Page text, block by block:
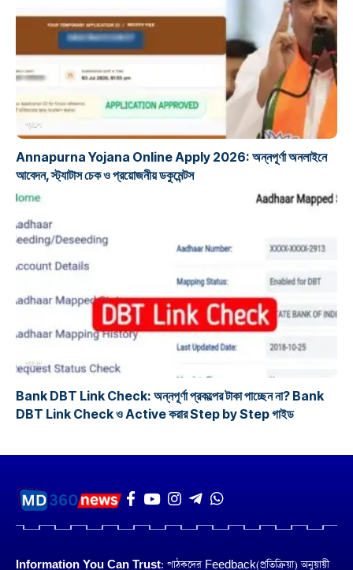
প্রকল্প
Annapurna Yojana Online Apply 2026: অন্নপূর্ণা অনলাইনে
আবেদন, স্ট্যাটাস চেক ও প্রয়োজনীয় ডকুমেন্টস
প্রকল্প
Bank DBT Link Check: অন্নপূর্ণা প্রকল্পের টাকা পাচ্ছেন না? Bank
DBT Link Check ও Active করার Step by Step গাইড
Information You Can Trust: পাঠকদের Feedback(প্রতিক্রিয়া) অনুয়ায়ী